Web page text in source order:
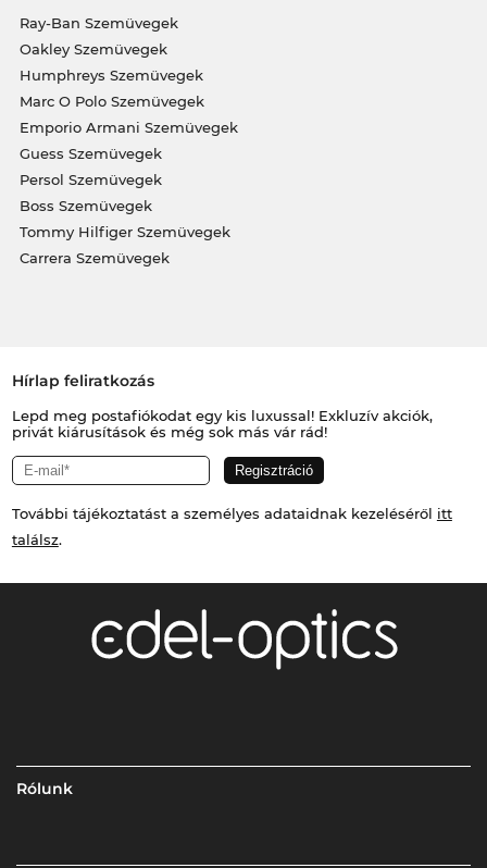
Ray-Ban Szemüvegek
Oakley Szemüvegek
Humphreys Szemüvegek
Marc O Polo Szemüvegek
Emporio Armani Szemüvegek
Guess Szemüvegek
Persol Szemüvegek
Boss Szemüvegek
Tommy Hilfiger Szemüvegek
Carrera Szemüvegek
Hírlap feliratkozás
Lepd meg postafiókodat egy kis luxussal! Exkluzív akciók,
privát kiárusítások és még sok más vár rád!
További tájékoztatást a személyes adataidnak kezeléséről itt
találsz.
Rólunk